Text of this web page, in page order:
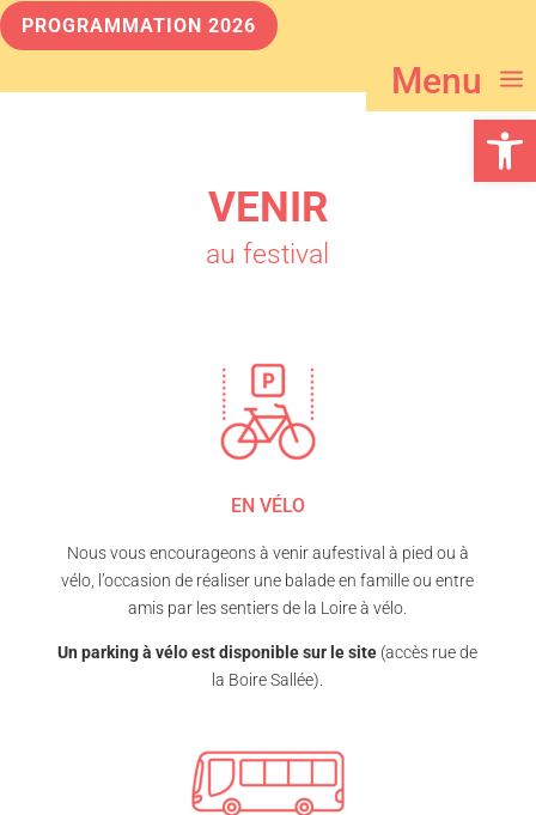
Ouvrir
PROGRAMMATION 2026
Menu
VENIR
au festival
EN VÉLO
Nous vous encourageons à venir aufestival à pied ou à
vélo, l’occasion de réaliser une balade en famille ou entre
amis par les sentiers de la Loire à vélo.
Un parking à vélo est disponible sur le site (accès rue de
la Boire Sallée).